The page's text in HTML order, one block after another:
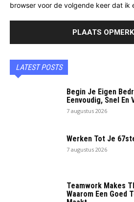
browser voor de volgende keer dat ik
LATEST POSTS
Begin Je Eigen
Eenvoudig, Snel En
7 augustus 2026
Werken Tot Je
7 augustus 2026
Teamwork Makes
Waarom Een Goed